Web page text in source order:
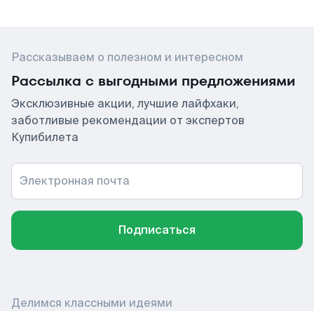
Рассказываем о полезном и интересном
Рассылка с выгодными предложениями
Эксклюзивные акции, лучшие лайфхаки,
заботливые рекомендации от экспертов
Купибилета
Электронная почта
Подписаться
Делимся классными идеями